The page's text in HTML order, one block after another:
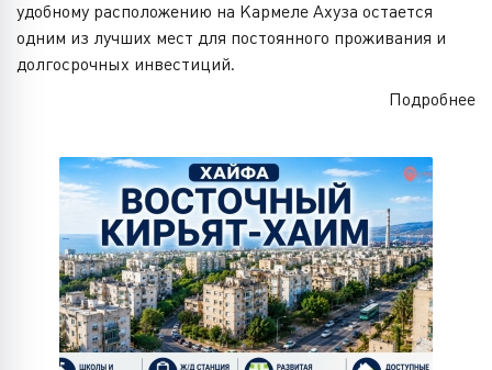
удобному расположению на Кармеле Ахуза остается
одним из лучших мест для постоянного проживания и
долгосрочных инвестиций.
Подробнее